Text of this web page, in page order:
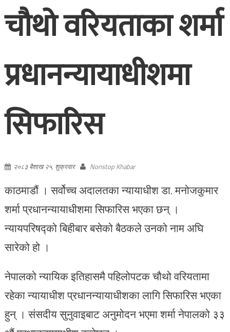
चौथो वरियताका शर्मा
प्रधानन्यायाधीशमा
सिफारिस
२०८३ बैशाख २५, शुक्रवार Nonstop Khabar
काठमाडौं । सर्वोच्च अदालतका न्यायाधीश डा. मनोजकुमार
शर्मा प्रधानन्यायाधीशमा सिफारिस भएका छन् ।
न्यायपरिषद्को बिहीबार बसेको बैठकले उनको नाम अघि
सारेको हो ।
नेपालको न्यायिक इतिहासमै पहिलोपटक चौथो वरियतामा
रहेका न्यायाधीश प्रधानन्यायाधीशका लागि सिफारिस भएका
हुन् । संसदीय सुनुवाइबाट अनुमोदन भएमा शर्मा नेपालको ३३